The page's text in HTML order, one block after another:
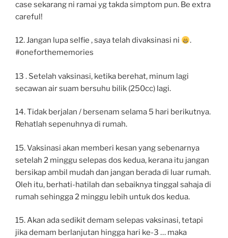
case sekarang ni ramai yg takda simptom pun. Be extra
careful!
12. Jangan lupa selfie , saya telah divaksinasi ni
.
#oneforthememories
13 . Setelah vaksinasi, ketika berehat, minum lagi
secawan air suam bersuhu bilik (250cc) lagi.
14. Tidak berjalan / bersenam selama 5 hari berikutnya.
Rehatlah sepenuhnya di rumah.
15. Vaksinasi akan memberi kesan yang sebenarnya
setelah 2 minggu selepas dos kedua, kerana itu jangan
bersikap ambil mudah dan jangan berada di luar rumah.
Oleh itu, berhati-hatilah dan sebaiknya tinggal sahaja di
rumah sehingga 2 minggu lebih untuk dos kedua.
15. Akan ada sedikit demam selepas vaksinasi, tetapi
jika demam berlanjutan hingga hari ke-3 … maka